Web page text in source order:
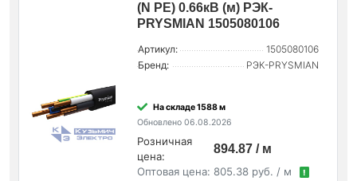
(N PE) 0.66кВ (м) РЭК-
PRYSMIAN 1505080106
Артикул:
1505080106
Бренд:
РЭК-PRYSMIAN
На складе 1588 м
Обновлено 06.08.2026
Розничная
цена:
894.87 / м
Оптовая цена: 805.38 руб. / м !